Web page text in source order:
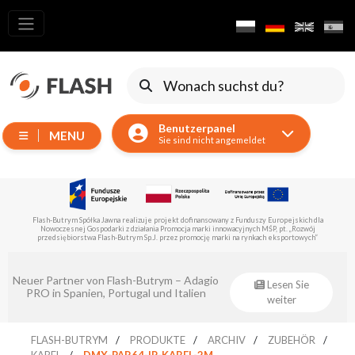
MENU Benutzerpanel
Sie sind nicht angemeldet
Alle
Produkte
Verschieben
Geräten
Reflektoren
Zubehör
Laser
Europejskich dla
MŚP, pt. „Rozwój
eksportowych”
Flash-Butrym Spółka Jawna führt im Rahmen der Untermaßnahme 1.1 ein
Fonds für regionale Entwicklung kofinanziertes Projekt
Lesen Sie
weiter
Eventsklep – offizieller Distributor von
Flash-Butrym!
FLASH-BUTRYM PRODUKTE ARCHIV
ZUBEHÖR